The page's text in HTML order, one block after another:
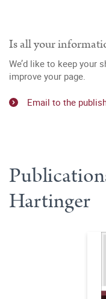
Is all your
We’d like to keep your
improve your page.
Email to the
Hartinger